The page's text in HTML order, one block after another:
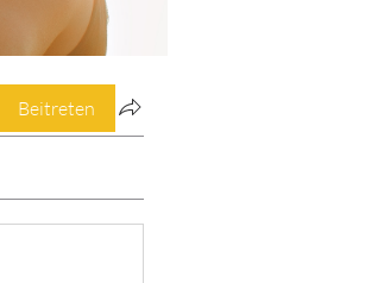
Beitreten